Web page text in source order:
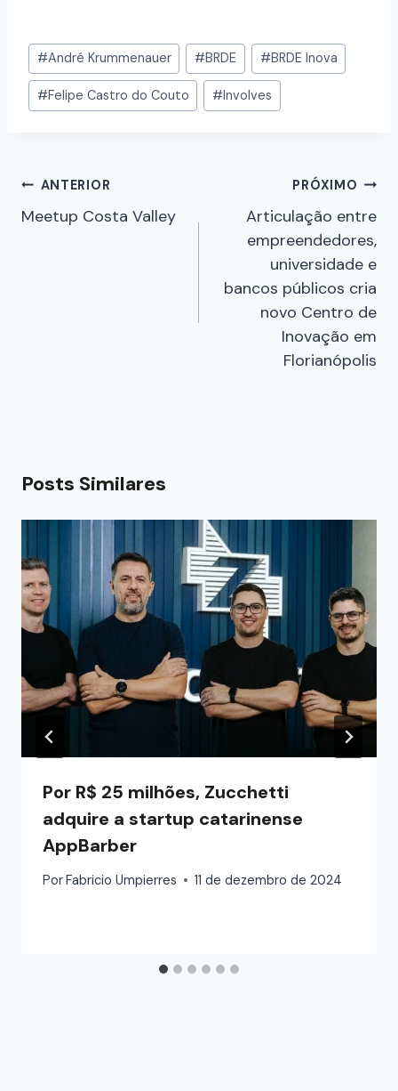
#André Krummenauer #BRDE #BRDE Inova
#Felipe Castro do Couto #Involves
ANTERIOR
Meetup Costa Valley
PRÓXIMO
Articulação entre
empreendedores,
universidade e
bancos públicos cria
novo Centro de
Inovação em
Florianópolis
Posts Similares
Por R$ 25 milhões, Zucchetti
adquire a startup catarinense
AppBarber
PorFabricio Umpierres 11 de dezembro de 2024